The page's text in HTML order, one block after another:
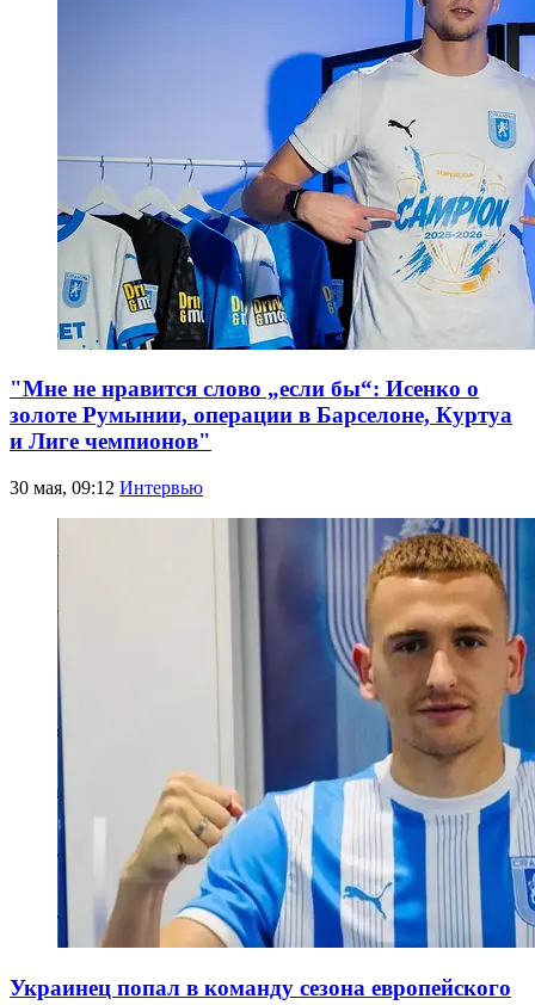
"Мне не нравится слово „если бы“: Исенко о
золоте Румынии, операции в Барселоне, Куртуа
и Лиге чемпионов"
30 мая, 09:12 Интервью
Украинец попал в команду сезона европейского